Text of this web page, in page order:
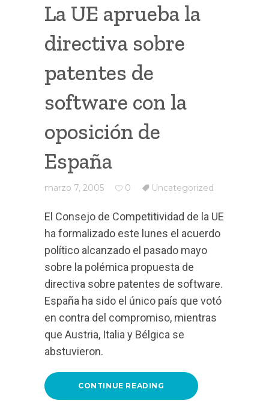
La UE aprueba la
directiva sobre
patentes de
software con la
oposición de
España
marzo 7, 2005 0 Uncategorized
El Consejo de Competitividad de la UE
ha formalizado este lunes el acuerdo
político alcanzado el pasado mayo
sobre la polémica propuesta de
directiva sobre patentes de software.
España ha sido el único país que votó
en contra del compromiso, mientras
que Austria, Italia y Bélgica se
abstuvieron.
CONTINUE READING